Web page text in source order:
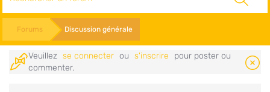
Forums Discussion générale
Veuillez se connecter ou s'inscrire
pour poster ou
commenter.